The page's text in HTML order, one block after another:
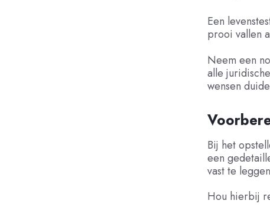
Een
prooi vallen
Neem een
alle
wensen
Bij het
een
vast te
Hou hierbij